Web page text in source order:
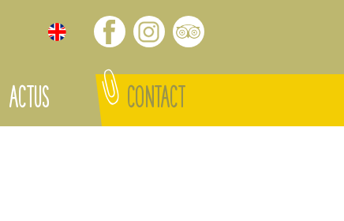
ACTUS CONTACT